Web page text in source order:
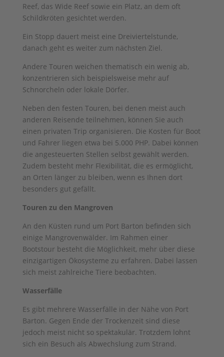
Reef, das Wide Reef sowie ein Platz, an dem oft
Schildkröten gesichtet werden.
Ein Stopp dauert meist eine Dreiviertelstunde,
danach geht es weiter zum nächsten Ziel.
Andere Touren weichen thematisch ein wenig ab,
konzentrieren sich beispielsweise mehr auf
Schnorcheln oder lokale Dörfer.
Neben den festen Touren, bei denen meist auch
anderen Reisende teilnehmen, können Sie auch
einen privaten Trip organisieren. Die Kosten für Boot
und Fahrer liegen etwa bei 5.000 PHP. Dabei können
die angesteuerten Stellen selbst gewählt werden.
Zudem besteht mehr Flexibilität, die es ermöglicht,
an Orten länger zu bleiben, wenn es Ihnen dort
besonders gut gefällt.
Touren zu den Mangroven
An den Küsten rund um Port Barton befinden sich
einige Mangrovenwälder. Im Rahmen einer
Bootstour besteht die Möglichkeit, mehr über diese
einzigartigen Ökosysteme zu erfahren. Dabei lassen
sich meist zahlreiche Tiere beobachten.
Wasserfälle
Es gibt mehrere Wasserfälle in der Nähe von Port
Barton. Gegen Ende der Trockenzeit sind diese
jedoch meist nicht so spektakulär. Trotzdem lohnt
sich ein Besuch als Abwechslung zum Strand.